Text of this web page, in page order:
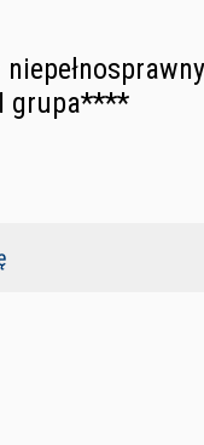
grupa****